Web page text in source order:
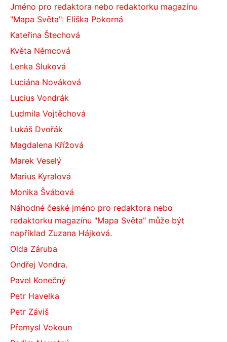
Jméno pro redaktora nebo redaktorku magazínu
"Mapa Světa": Eliška Pokorná
Kateřina Štechová
Květa Němcová
Lenka Sluková
Luciána Nováková
Lucius Vondrák
Ludmila Vojtěchová
Lukáš Dvořák
Magdalena Křížová
Marek Veselý
Marius Kyralová
Monika Švábová
Náhodné české jméno pro redaktora nebo
redaktorku magazínu "Mapa Světa" může být
například Zuzana Hájková.
Olda Záruba
Ondřej Vondra.
Pavel Konečný
Petr Havelka
Petr Záviš
Přemysl Vokoun